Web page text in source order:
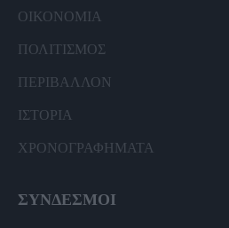
ΟΙΚΟΝΟΜΙΑ
ΠΟΛΙΤΙΣΜΟΣ
ΠΕΡΙΒΑΛΛΟΝ
ΙΣΤΟΡΙΑ
ΧΡΟΝΟΓΡΑΦΗΜΑΤΑ
ΣΥΝΔΕΣΜΟΙ